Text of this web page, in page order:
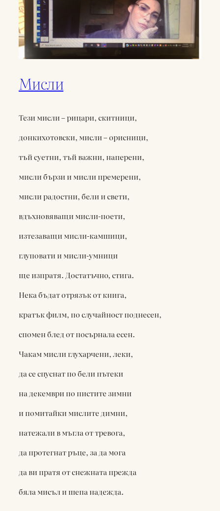
Мисли
Тези мисли – рицари, скитници,
донкихотовски, мисли – орисници,
тъй суетни, тъй важни, наперени,
мисли бързи и мисли премерени,
мисли радостни, бели и свети,
вдъхновяващи мисли-поети,
изтезаващи мисли-камшици,
глуповати и мисли-умници
ще изпратя. Достатъчно, стига.
Нека бъдат отрязък от книга,
кратък филм, по случайност поднесен,
спомен блед от посърнала есен.
Чакам мисли глухарчени, леки,
да се спуснат по бели пътеки
на декември по пистите зимни
и помитайки мислите димни,
натежали в мъгла от тревога,
да протегнат ръце, за да мога
да ви пратя от снежната прежда
бяла мисъл и шепа надежда.